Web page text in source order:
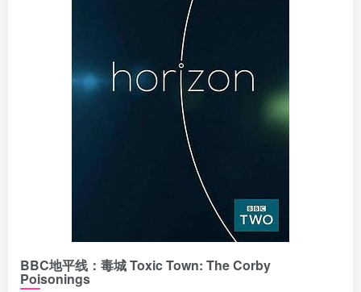
BBC地平线：毒城 Toxic Town: The Corby
Poisonings